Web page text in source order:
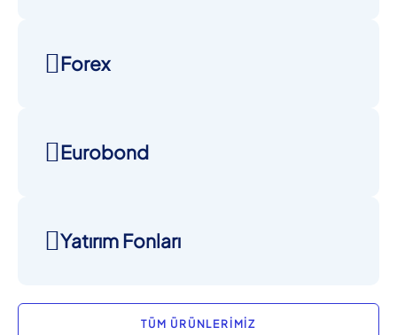
Forex
Eurobond
Yatırım Fonları
TÜM ÜRÜNLERİMİZ